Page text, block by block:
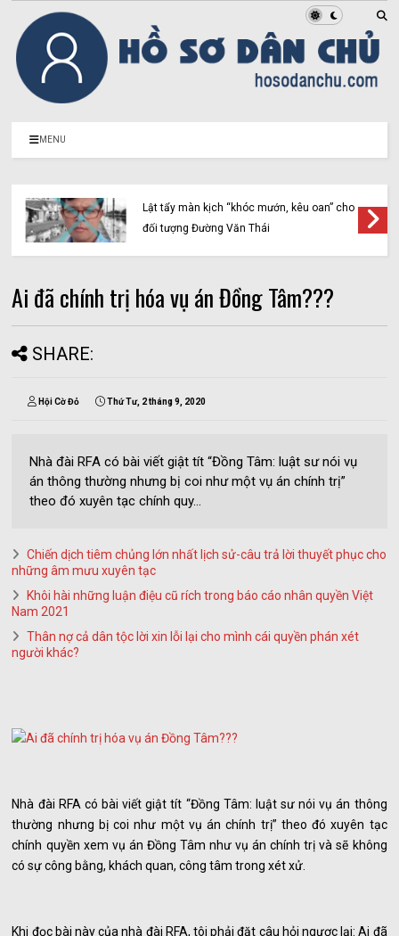
MENU
Lật tẩy màn kịch “khóc mướn, kêu oan” cho
đối tượng Đường Văn Thái
Ai đã chính trị hóa vụ án Đồng Tâm???
SHARE:
Hội Cờ Đỏ Thứ Tư, 2 tháng 9, 2020
Nhà đài RFA có bài viết giật tít “Đồng Tâm: luật sư nói vụ
án thông thường nhưng bị coi như một vụ án chính trị”
theo đó xuyên tạc chính quy...
Chiến dịch tiêm chủng lớn nhất lịch sử-câu trả lời thuyết phục cho
những âm mưu xuyên tạc
Khôi hài những luận điệu cũ rích trong báo cáo nhân quyền Việt
Nam 2021
Thân nợ cả dân tộc lời xin lỗi lại cho mình cái quyền phán xét
người khác?
Nhà đài RFA có bài viết giật tít “Đồng Tâm: luật sư nói vụ án thông
thường nhưng bị coi như một vụ án chính trị” theo đó xuyên tạc
chính quyền xem vụ án Đồng Tâm như vụ án chính trị và sẽ không
có sự công bằng, khách quan, công tâm trong xét xử.
Khi đọc bài này của nhà đài RFA, tôi phải đặt câu hỏi ngược lại: Ai đã